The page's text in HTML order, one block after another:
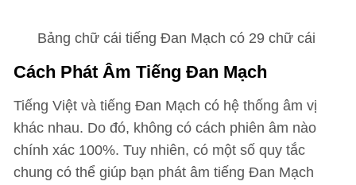
Bảng chữ cái tiếng Đan Mạch có 29 chữ cái
Cách Phát Âm Tiếng Đan Mạch
Tiếng Việt và tiếng Đan Mạch có hệ thống âm vị
khác nhau. Do đó, không có cách phiên âm nào
chính xác 100%. Tuy nhiên, có một số quy tắc
chung có thể giúp bạn phát âm tiếng Đan Mạch